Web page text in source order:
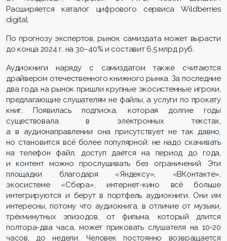
Расширяется каталог цифрового сервиса Wildberries
digital.
По прогнозу экспертов, рынок самиздата может вырасти
до конца 2024 г. на 30–40% и составит 6,5 млрд руб.
Аудиокниги наряду с самиздатом также считаются
драйвером отечественного книжного рынка. За последние
два года на рынок пришли крупные экосистемные игроки,
предлагающие слушателям не файлы, а услуги по прокату
книг. Появилась подписка, которая долгие годы
существовала в электронных текстах,
а в аудионаправлении она присутствует не так давно,
но становится всё более популярной: не надо скачивать
на телефон файл, доступ даётся на период до года,
и контент можно прослушивать без ограничений. Эти
площадки благодаря «Яндексу», «ВКонтакте»,
экосистеме «Сбера», интернет-кино всё больше
интегрируются и берут в портфель аудиокниги. Они им
интересны, потому что аудиокнига, в отличие от музыки,
трёхминутных эпизодов, от фильма, который длится
полтора-два часа, может приковать слушателя на 10-20
часов, до недели. Человек постоянно возвращается